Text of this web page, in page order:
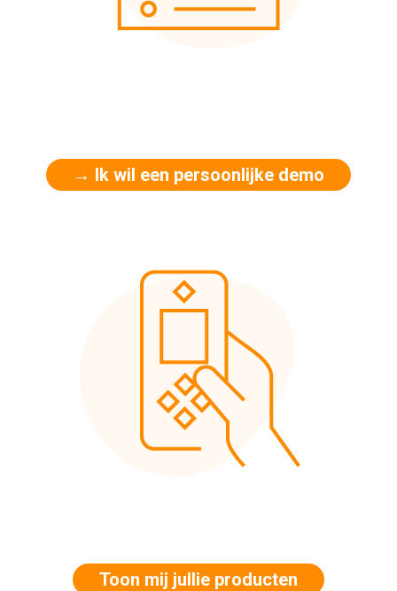
→ Ik wil een persoonlijke demo
Toon mij jullie producten